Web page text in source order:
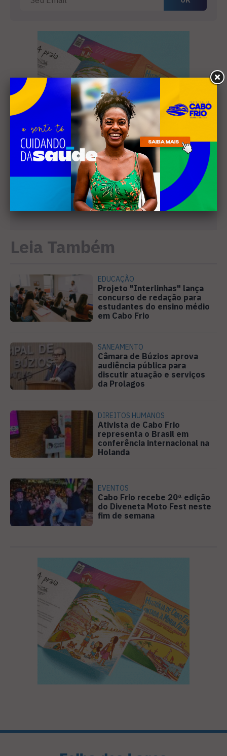
Leia Também
EDUCAÇÃO
Projeto "Interlinhas" lança
concurso de redação para
estudantes do ensino médio
em Cabo Frio
SANEAMENTO
Câmara de Búzios aprova
audiência pública para
discutir atuação e serviços
da Prolagos
DIREITOS HUMANOS
Ativista de Cabo Frio
representa o Brasil em
conferência internacional na
Holanda
EVENTOS
Cabo Frio recebe 20ª edição
do Diveneta Moto Fest neste
fim de semana